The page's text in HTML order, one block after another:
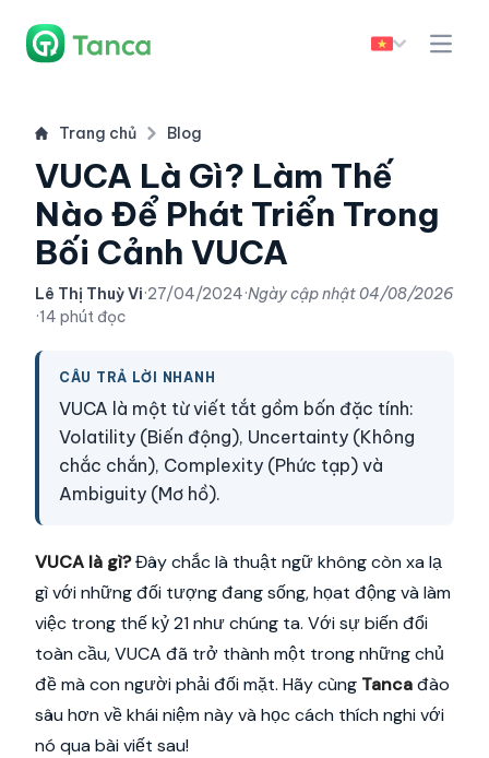
Trang chủ Blog
VUCA Là Gì? Làm Thế
Nào Để Phát Triển Trong
Bối Cảnh VUCA
Lê Thị Thuỳ Vi·27/04/2024·Ngày cập nhật04/08/2026
·14 phút đọc
CÂU TRẢ LỜI NHANH
VUCA là một từ viết tắt gồm bốn đặc tính:
Volatility (Biến động), Uncertainty (Không
chắc chắn), Complexity (Phức tạp) và
Ambiguity (Mơ hồ).
VUCA là gì?Đây chắc là thuật ngữ không còn xa lạ
gì với những đối tượng đang sống, họat động và làm
việc trong thế kỷ 21 như chúng ta. Với sự biến đổi
toàn cầu, VUCA đã trở thành một trong những chủ
đề mà con người phải đối mặt. Hãy cùng Tancađào
sâu hơn về khái niệm này và học cách thích nghi với
nó qua bài viết sau!